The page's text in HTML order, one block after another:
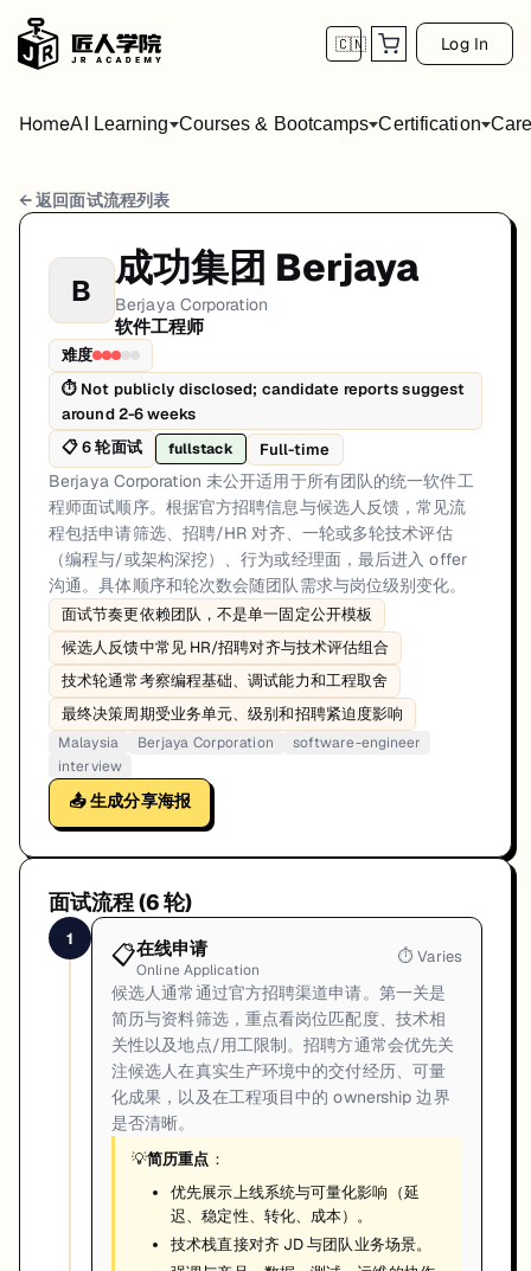
🇨🇳 Log In
HomeAI Learning Courses & Bootcamps Certification
Berjaya Corporation 软件工程师 面试流程
岗位方向: fullstack
Berjaya Corporation 未公开适用于所有团队的统一软件工程师面试顺
Berjaya Corporation的软件工程师面试共6轮，以下是每轮面试的详细
第1轮 (Varies): 候选人通常通过官方招聘渠道申请。第一关是简
面试亮点: Interview sequencing is team-dependent rather than a
标签: Malaysia, Berjaya Corporation, software-engineer, interview
← 返回面试流程列表
B 成功集团 Berjaya
Berjaya Corporation
软件工程师
难度
⏱ Not publicly disclosed; candidate reports suggest
around 2-6 weeks
📋6轮面试 fullstack Full-time
Berjaya Corporation 未公开适用于所有团队的统一软件工
程师面试顺序。根据官方招聘信息与候选人反馈，常见流
程包括申请筛选、招聘/HR 对齐、一轮或多轮技术评估
（编程与/或架构深挖）、行为或经理面，最后进入 offer
沟通。具体顺序和轮次数会随团队需求与岗位级别变化。
面试节奏更依赖团队，不是单一固定公开模板
候选人反馈中常见 HR/招聘对齐与技术评估组合
技术轮通常考察编程基础、调试能力和工程取舍
最终决策周期受业务单元、级别和招聘紧迫度影响
Malaysia Berjaya Corporation
software-engineer
interview
📤 生成分享海报
面试流程 (6轮)
1
📋在线申请
Online Application
⏱Varies
候选人通常通过官方招聘渠道申请。第一关是
简历与资料筛选，重点看岗位匹配度、技术相
关性以及地点/用工限制。招聘方通常会优先关
注候选人在真实生产环境中的交付经历、可量
化成果，以及在工程项目中的 ownership 边界
是否清晰。
💡简历重点 ：
优先展示上线系统与可量化影响（延
迟、稳定性、转化、成本）。
技术栈直接对齐 JD 与团队业务场景。